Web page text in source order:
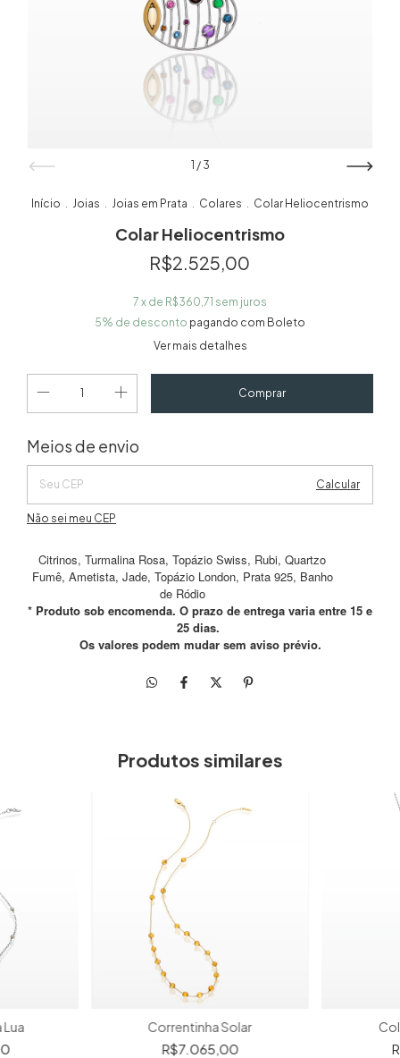
1 / 3
Início Joias Joias em Prata Colares Colar Heliocentrismo
Colar Heliocentrismo
R$2.525,00
7 x de R$360,71 sem juros
5% de desconto pagando com Boleto
Ver mais detalhes
Entregas para o CEP:
Meios de envio
Calcular
Não sei meu CEP
Citrinos, Turmalina Rosa, Topázio Swiss, Rubi, Quartzo
Fumê, Ametista, Jade, Topázio London, Prata 925, Banho
de Ródio
* Produto sob encomenda. O prazo de entrega varia entre 15 e
25 dias.
Os valores podem mudar sem aviso prévio.
Produtos similares
Lua Correntinha Solar
R$7.065,00